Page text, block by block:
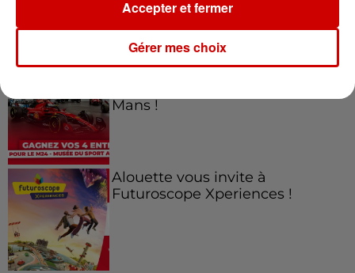
Gagnez vos entrées pour le
Mans !
Alouette vous invite à
Futuroscope Xperiences !
Gérer mes choix
Accepter et fermer